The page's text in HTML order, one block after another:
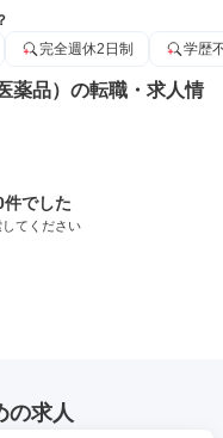
完全週休2日制 学歴
薬品）の転職・求人情
でした
てください
の求人